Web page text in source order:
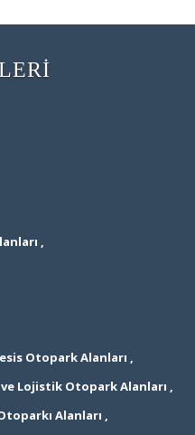
,
Otopark Alanları ,
Lojistik Otopark Alanları ,
Alanları ,